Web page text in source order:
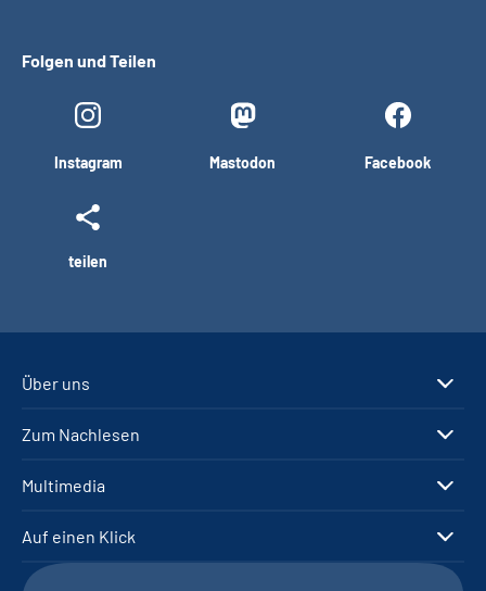
Folgen und Teilen
Instagram Mastodon Facebook
teilen
Über uns
Zum Nachlesen
Multimedia
Auf einen Klick